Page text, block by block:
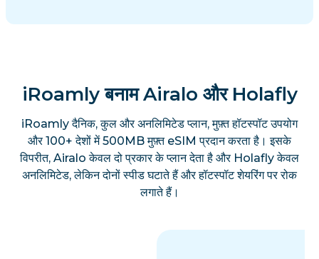
iRoamly बनाम Airalo और Holafly
iRoamly दैनिक, कुल और अनलिमिटेड प्लान, मुफ़्त हॉटस्पॉट उपयोग
और 100+ देशों में 500MB मुफ़्त eSIM प्रदान करता है। इसके
विपरीत, Airalo केवल दो प्रकार के प्लान देता है और Holafly केवल
अनलिमिटेड, लेकिन दोनों स्पीड घटाते हैं और हॉटस्पॉट शेयरिंग पर रोक
लगाते हैं।